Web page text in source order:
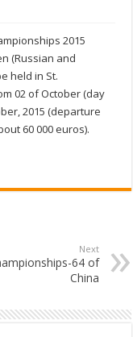
2015
(Russian and
held in St.
02 of October (day
2015 (departure
60 000 euros).
Next
64 of
China